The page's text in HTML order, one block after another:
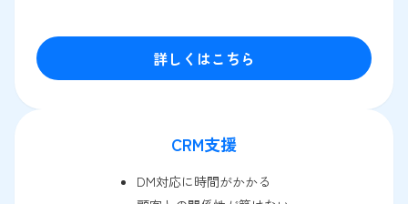
詳しくはこちら
CRM支援
DM対応に時間がかかる